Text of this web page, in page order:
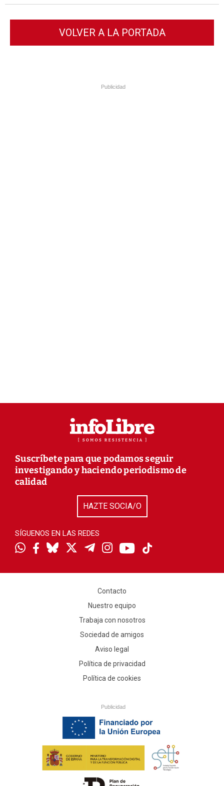
VOLVER A LA PORTADA
Publicidad
Suscríbete para que podamos seguir
investigando y haciendo periodismo de
calidad
HAZTE SOCIA/O
SÍGUENOS EN LAS REDES
Contacto
Nuestro equipo
Trabaja con nosotros
Sociedad de amigos
Aviso legal
Política de privacidad
Política de cookies
Publicidad